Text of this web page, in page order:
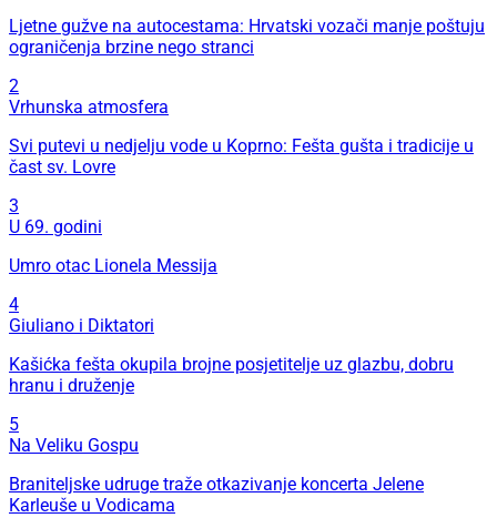
Ljetne gužve na autocestama: Hrvatski vozači manje poštuju
ograničenja brzine nego stranci
2
Vrhunska atmosfera
Svi putevi u nedjelju vode u Koprno: Fešta gušta i tradicije u
čast sv. Lovre
3
U 69. godini
Umro otac Lionela Messija
4
Giuliano i Diktatori
Kašićka fešta okupila brojne posjetitelje uz glazbu, dobru
hranu i druženje
5
Na Veliku Gospu
Braniteljske udruge traže otkazivanje koncerta Jelene
Karleuše u Vodicama